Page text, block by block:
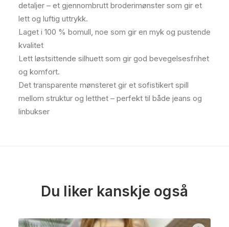
detaljer – et gjennombrutt broderimønster som gir et
lett og luftig uttrykk.
Laget i 100 % bomull, noe som gir en myk og pustende
kvalitet
Lett løstsittende silhuett som gir god bevegelsesfrihet
og komfort.
Det transparente mønsteret gir et sofistikert spill
mellom struktur og letthet – perfekt til både jeans og
linbukser
Du liker kanskje også